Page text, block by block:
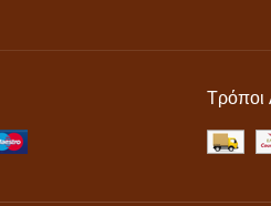
Τρόποι